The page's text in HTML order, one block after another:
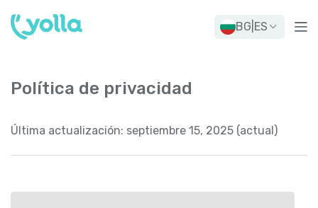
BG ES
Política de privacidad
Última actualización: septiembre 15, 2025 (actual)